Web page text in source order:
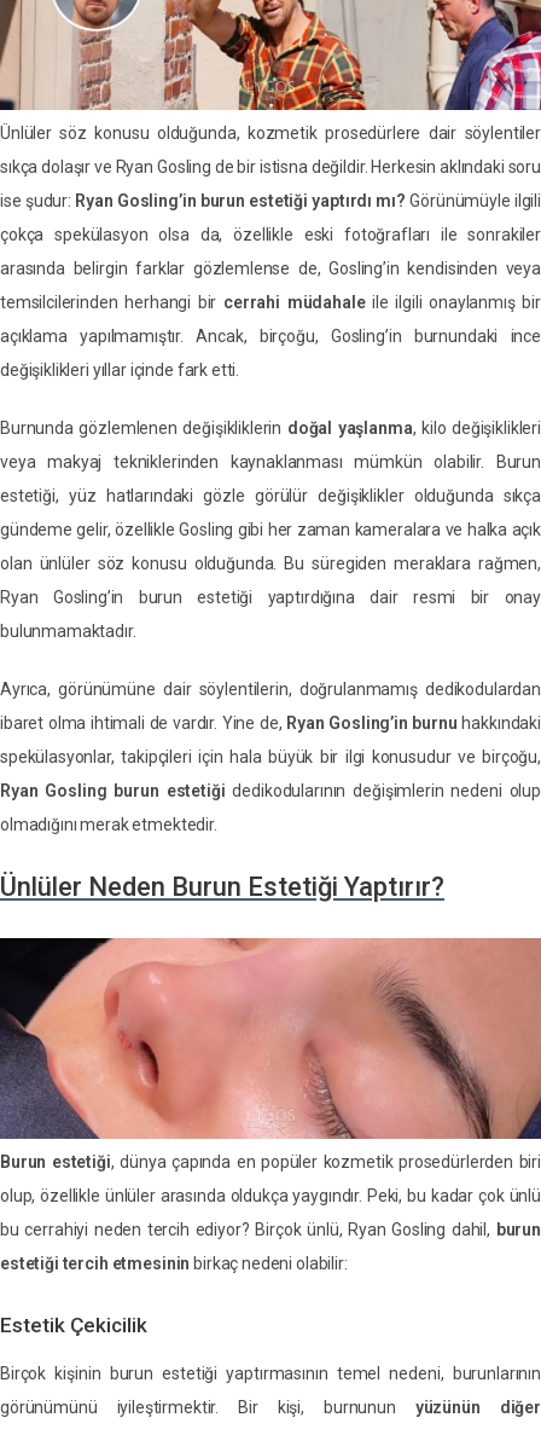
Ünlüler söz konusu olduğunda, kozmetik prosedürlere dair söylentiler
sıkça dolaşır ve Ryan Gosling de bir istisna değildir. Herkesin aklındaki soru
ise şudur: Ryan Gosling’in burun estetiği yaptırdı mı? Görünümüyle ilgili
çokça spekülasyon olsa da, özellikle eski fotoğrafları ile sonrakiler
arasında belirgin farklar gözlemlense de, Gosling’in kendisinden veya
temsilcilerinden herhangi bir cerrahi müdahaleile ilgili onaylanmış bir
açıklama yapılmamıştır. Ancak, birçoğu, Gosling’in burnundaki ince
değişiklikleri yıllar içinde fark etti.
Burnunda gözlemlenen değişikliklerin doğal yaşlanma, kilo değişiklikleri
veya makyaj tekniklerinden kaynaklanması mümkün olabilir. Burun
estetiği, yüz hatlarındaki gözle görülür değişiklikler olduğunda sıkça
gündeme gelir, özellikle Gosling gibi her zaman kameralara ve halka açık
olan ünlüler söz konusu olduğunda. Bu süregiden meraklara rağmen,
Ryan Gosling’in burun estetiği yaptırdığına dair resmi bir onay
bulunmamaktadır.
Ayrıca, görünümüne dair söylentilerin, doğrulanmamış dedikodulardan
ibaret olma ihtimali de vardır. Yine de, Ryan Gosling’in burnu hakkındaki
spekülasyonlar, takipçileri için hala büyük bir ilgi konusudur ve birçoğu,
Ryan Gosling burun estetiği dedikodularının değişimlerin nedeni olup
olmadığını merak etmektedir.
Ünlüler Neden Burun Estetiği Yaptırır?
Burun estetiği, dünya çapında en popüler kozmetik prosedürlerden biri
olup, özellikle ünlüler arasında oldukça yaygındır. Peki, bu kadar çok ünlü
bu cerrahiyi neden tercih ediyor? Birçok ünlü, Ryan Gosling dahil, burun
estetiği tercih etmesinin birkaç nedeni olabilir:
Estetik Çekicilik
Birçok kişinin burun estetiği yaptırmasının temel nedeni, burunlarının
görünümünü iyileştirmektir. Bir kişi, burnunun yüzünün diğer